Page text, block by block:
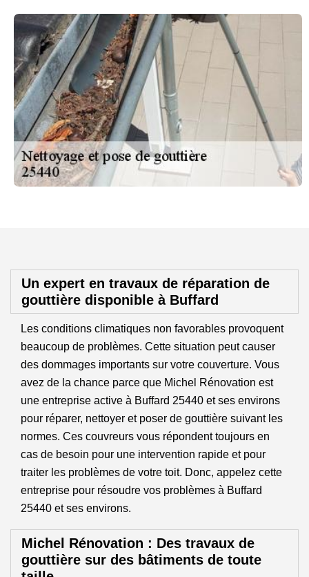
Un expert en travaux de réparation de
gouttière disponible à Buffard
Les conditions climatiques non favorables provoquent
beaucoup de problèmes. Cette situation peut causer
des dommages importants sur votre couverture. Vous
avez de la chance parce que Michel Rénovation est
une entreprise active à Buffard 25440 et ses environs
pour réparer, nettoyer et poser de gouttière suivant les
normes. Ces couvreurs vous répondent toujours en
cas de besoin pour une intervention rapide et pour
traiter les problèmes de votre toit. Donc, appelez cette
entreprise pour résoudre vos problèmes à Buffard
25440 et ses environs.
Michel Rénovation : Des travaux de
gouttière sur des bâtiments de toute